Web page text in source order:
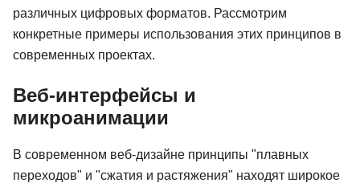
различных цифровых форматов. Рассмотрим
конкретные примеры использования этих принципов в
современных проектах.
Веб-интерфейсы и
микроанимации
В современном веб-дизайне принципы "плавных
переходов" и "сжатия и растяжения" находят широкое